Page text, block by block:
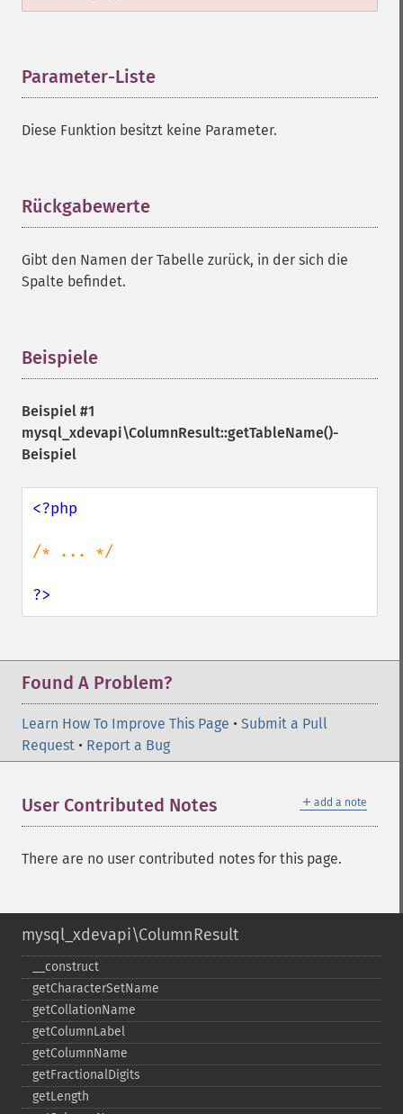
Parameter-Liste
Diese Funktion besitzt keine Parameter.
Rückgabewerte
Gibt den Namen der Tabelle zurück, in der sich die
Spalte befindet.
Beispiele
Beispiel #1
mysql_xdevapi\ColumnResult::getTableName()-
Beispiel
<?php
/* ... */
?>
Found A Problem?
Learn How To Improve This Page • Submit a Pull
Request • Report a Bug
＋ add a note
User Contributed Notes
There are no user contributed notes for this page.
mysql_xdevapi\ColumnResult
_​_​construct
getCharacterSetName
getCollationName
getColumnLabel
getColumnName
getFractionalDigits
getLength